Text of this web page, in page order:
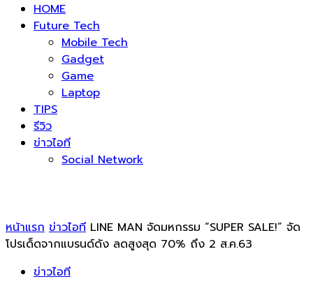
HOME
Future Tech
Mobile Tech
Gadget
Game
Laptop
TIPS
รีวิว
ข่าวไอที
Social Network
หน้าแรก ข่าวไอที LINE MAN จัดมหกรรม “SUPER SALE!” จัด
โปรเด็ดจากแบรนด์ดัง ลดสูงสุด 70% ถึง 2 ส.ค.63
ข่าวไอที